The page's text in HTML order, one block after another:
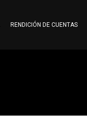
RENDICIÓN DE CUENTAS